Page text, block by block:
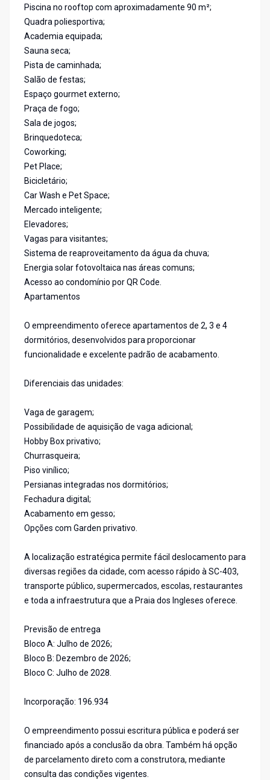
Piscina no rooftop com aproximadamente 90 m²;
Quadra poliesportiva;
Academia equipada;
Sauna seca;
Pista de caminhada;
Salão de festas;
Espaço gourmet externo;
Praça de fogo;
Sala de jogos;
Brinquedoteca;
Coworking;
Pet Place;
Bicicletário;
Car Wash e Pet Space;
Mercado inteligente;
Elevadores;
Vagas para visitantes;
Sistema de reaproveitamento da água da chuva;
Energia solar fotovoltaica nas áreas comuns;
Acesso ao condomínio por QR Code.
Apartamentos
O empreendimento oferece apartamentos de 2, 3 e 4
dormitórios, desenvolvidos para proporcionar
funcionalidade e excelente padrão de acabamento.
Diferenciais das unidades:
Vaga de garagem;
Possibilidade de aquisição de vaga adicional;
Hobby Box privativo;
Churrasqueira;
Piso vinílico;
Persianas integradas nos dormitórios;
Fechadura digital;
Acabamento em gesso;
Opções com Garden privativo.
A localização estratégica permite fácil deslocamento para
diversas regiões da cidade, com acesso rápido à SC-403,
transporte público, supermercados, escolas, restaurantes
e toda a infraestrutura que a Praia dos Ingleses oferece.
Previsão de entrega
Bloco A: Julho de 2026;
Bloco B: Dezembro de 2026;
Bloco C: Julho de 2028.
Incorporação: 196.934
O empreendimento possui escritura pública e poderá ser
financiado após a conclusão da obra. Também há opção
de parcelamento direto com a construtora, mediante
consulta das condições vigentes.